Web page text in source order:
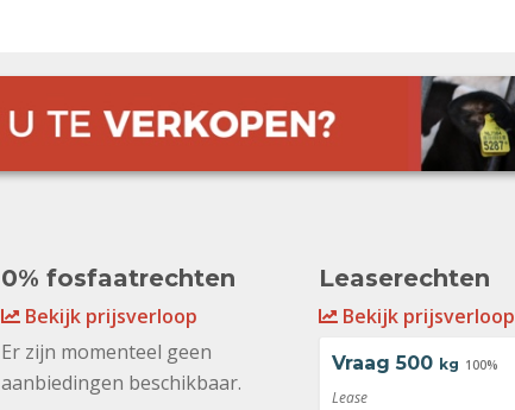
0% fosfaatrechten
Bekijk prijsverloop
Er zijn momenteel geen
aanbiedingen beschikbaar.
Leaserechten
Bekijk prijsverloop
Vraag 500 kg 100%
Lease